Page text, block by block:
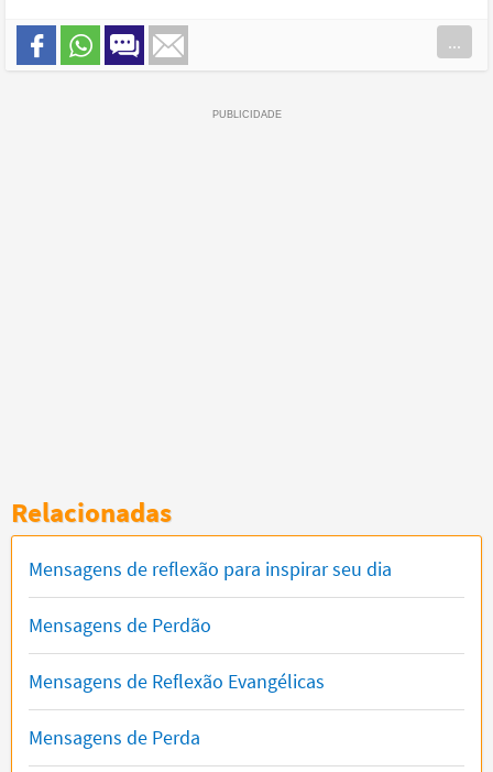
...
Relacionadas
Mensagens de reflexão para inspirar seu dia
Mensagens de Perdão
Mensagens de Reflexão Evangélicas
Mensagens de Perda